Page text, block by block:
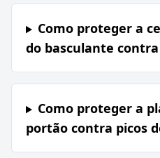
Como proteger a
do basculante
Como proteger a
portão contra picos